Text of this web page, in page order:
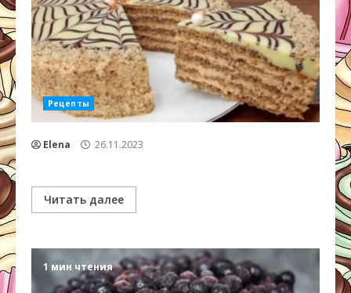
Рецепты
Elena 26.11.2023
Читать далее
1 мин чтения